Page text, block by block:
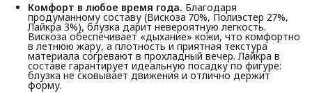
Комфорт в любое время года. Благодаря
продуманному составу (Вискоза 70%, Полиэстер 27%,
Лайкра 3%), блузка дарит невероятную легкость.
Вискоза обеспечивает «дыхание» кожи, что комфортно
в летнюю жару, а плотность и приятная текстура
материала согревают в прохладный вечер. Лайкра в
составе гарантирует идеальную посадку по фигуре:
блузка не сковывает движения и отлично держит
форму.